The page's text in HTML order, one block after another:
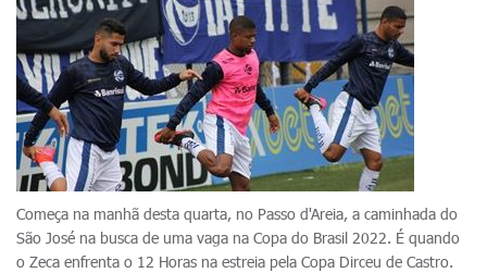
Começa na manhã desta quarta, no Passo d'Areia, a caminhada do
São José na busca de uma vaga na Copa do Brasil 2022. É quando
o Zeca enfrenta o 12 Horas na estreia pela Copa Dirceu de Castro.